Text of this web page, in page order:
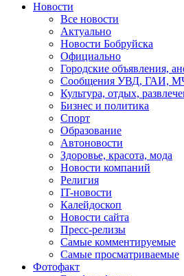
Новости
Все новости
Актуально
Новости Бобруйска
Официально
Городские объявления,
Сообщения УВД, ГАИ,
Культура, отдых,
Бизнес и политика
Спорт
Образование
Автоновости
Здоровье, красота, мода
Новости компаний
Религия
IT-новости
Калейдоскоп
Новости сайта
Пресс-релизы
Самые комментируемые
Самые просматриваемые
Фотофакт